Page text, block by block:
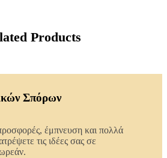
Products
Σπόρων
έμπνευση και πολλά
τις ιδέες σας σε